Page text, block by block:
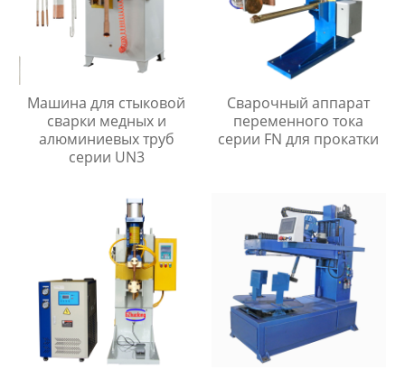
Машина для стыковой
сварки медных и
алюминиевых труб
серии UN3
Сварочный аппарат
переменного тока
серии FN для прокатки